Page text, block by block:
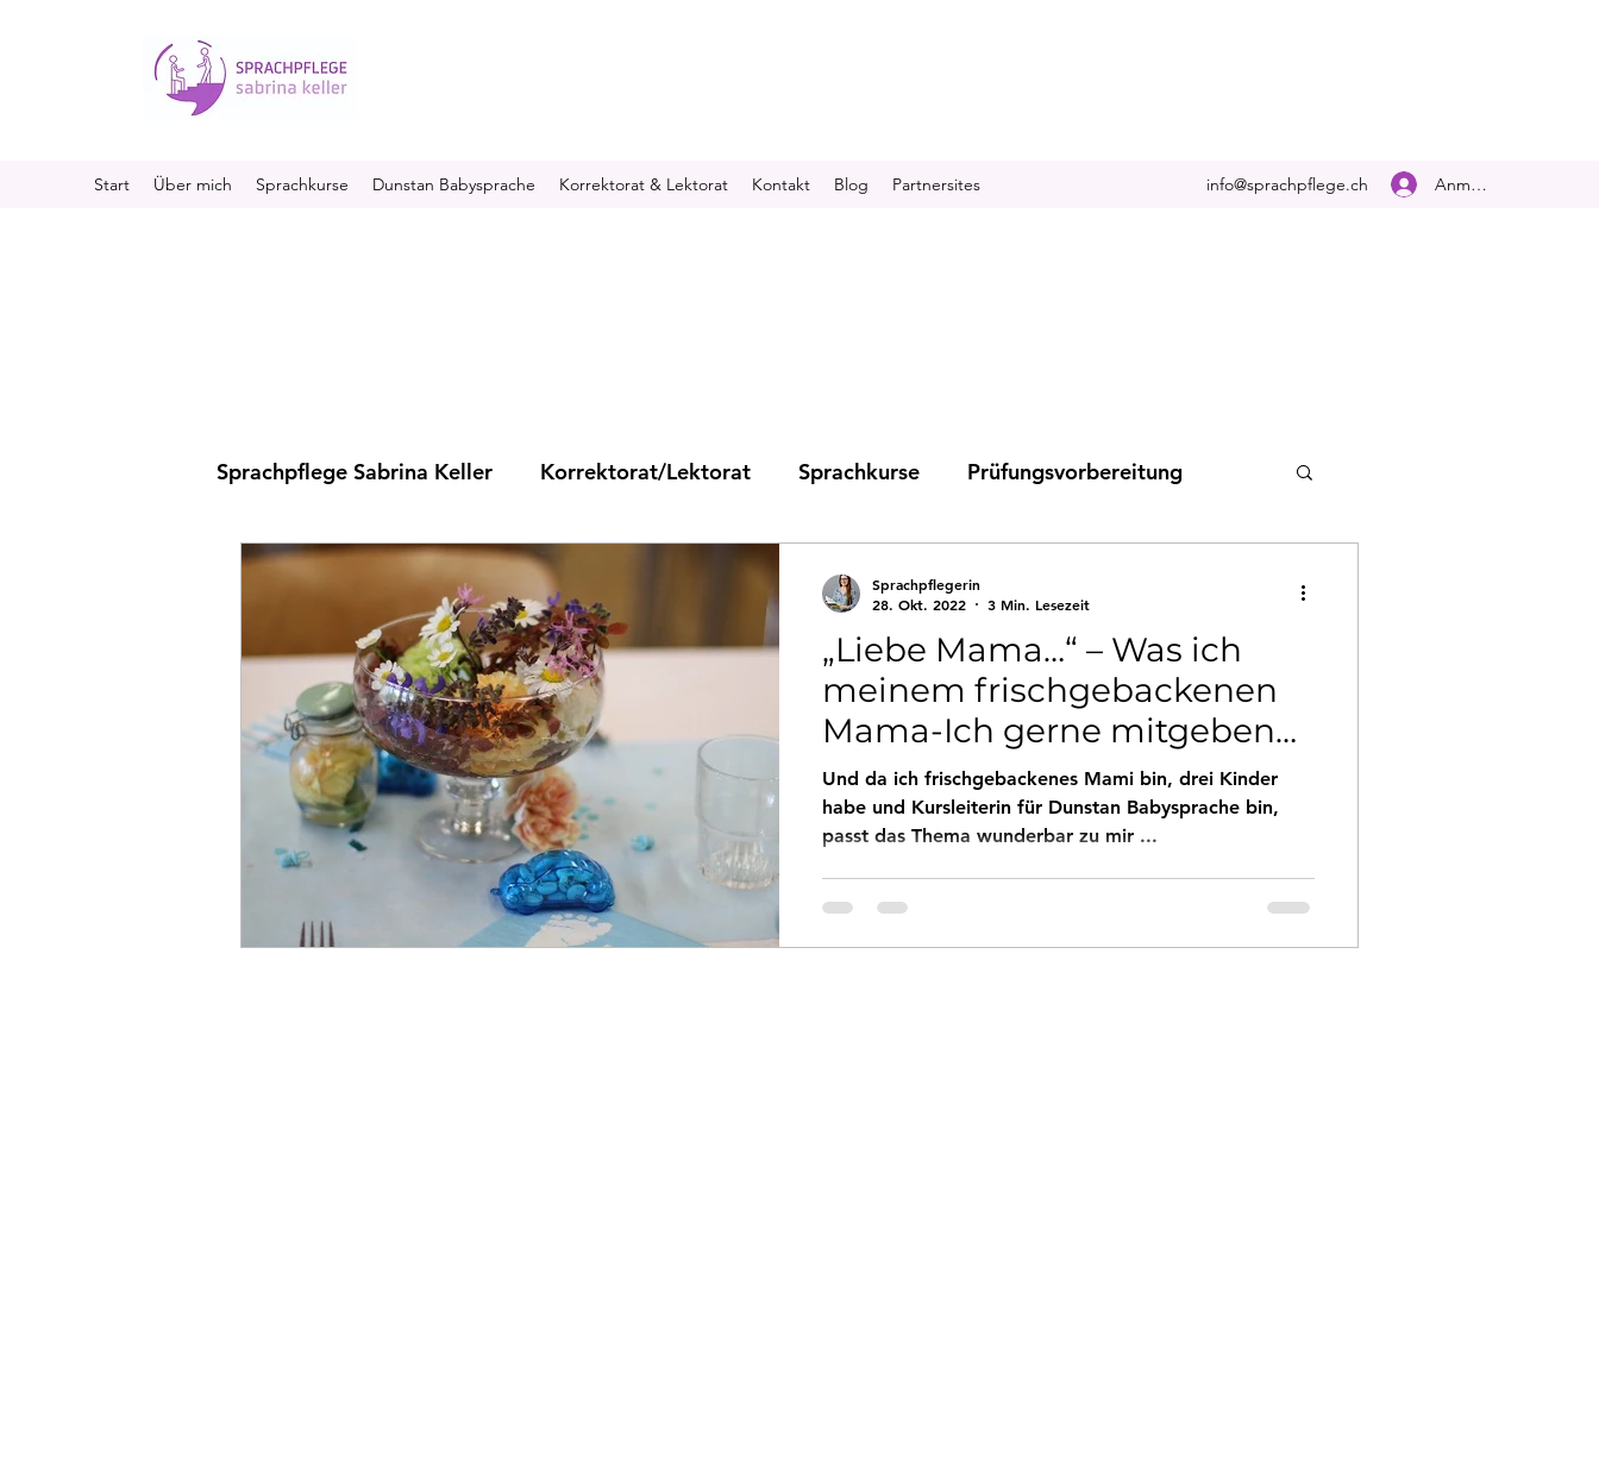
Start Über mich Sprachkurse Dunstan Babysprache Korrektorat & Lektorat Kontakt Blog Partnersites info@sprachpflege.ch Anmelden
Sprachpflege Sabrina Keller Korrektorat/Lektorat Sprachkurse Prüfungsvorbereitung
Dunstan Babysprache Persönliches Rückblicke
„Liebe Mama…“ – Was ich
meinem frischgebackenen
Mama-Ich gerne mitgeben
möchte
Und da ich frischgebackenes Mami bin, drei Kinder
habe und Kursleiterin für Dunstan Babysprache bin,
passt das Thema wunderbar zu mir ...
Sprachpflegerin
28. Okt. 2022
3 Min. Lesezeit